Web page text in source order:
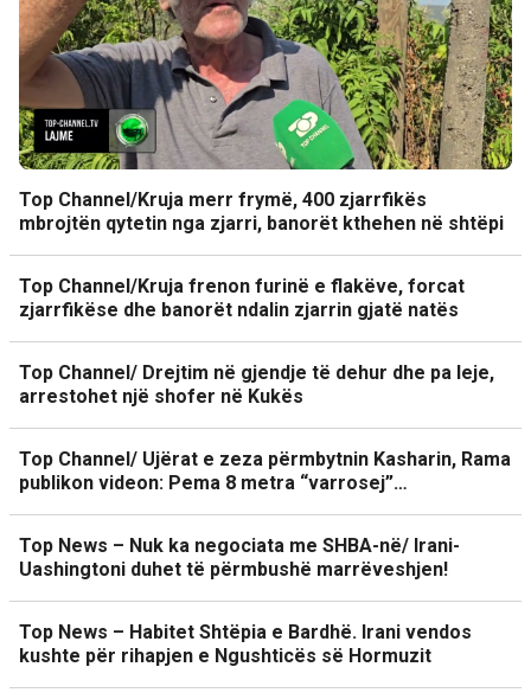
Top Channel/Kruja merr frymë, 400 zjarrfikës
mbrojtën qytetin nga zjarri, banorët kthehen në shtëpi
Top Channel/Kruja frenon furinë e flakëve, forcat
zjarrfikëse dhe banorët ndalin zjarrin gjatë natës
Top Channel/ Drejtim në gjendje të dehur dhe pa leje,
arrestohet një shofer në Kukës
Top Channel/ Ujërat e zeza përmbytnin Kasharin, Rama
publikon videon: Pema 8 metra “varrosej”…
Top News – Nuk ka negociata me SHBA-në/ Irani-
Uashingtoni duhet të përmbushë marrëveshjen!
Top News – Habitet Shtëpia e Bardhë. Irani vendos
kushte për rihapjen e Ngushticës së Hormuzit